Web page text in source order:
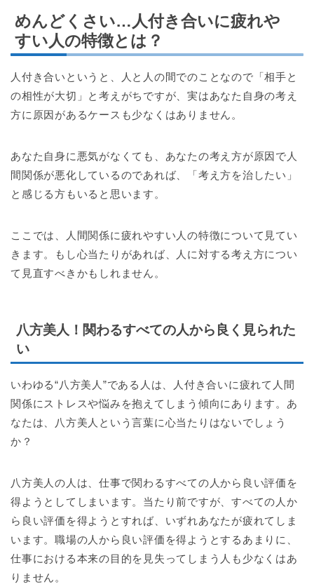
めんどくさい…人付き合いに疲れや
すい人の特徴とは？
人付き合いというと、人と人の間でのことなので「相手と
の相性が大切」と考えがちですが、実はあなた自身の考え
方に原因があるケースも少なくはありません。
あなた自身に悪気がなくても、あなたの考え方が原因で人
間関係が悪化しているのであれば、「考え方を治したい」
と感じる方もいると思います。
ここでは、人間関係に疲れやすい人の特徴について見てい
きます。もし心当たりがあれば、人に対する考え方につい
て見直すべきかもしれません。
八方美人！関わるすべての人から良く見られた
い
いわゆる“八方美人”である人は、人付き合いに疲れて人間
関係にストレスや悩みを抱えてしまう傾向にあります。あ
なたは、八方美人という言葉に心当たりはないでしょう
か？
八方美人の人は、仕事で関わるすべての人から良い評価を
得ようとしてしまいます。当たり前ですが、すべての人か
ら良い評価を得ようとすれば、いずれあなたが疲れてしま
います。職場の人から良い評価を得ようとするあまりに、
仕事における本来の目的を見失ってしまう人も少なくはあ
りません。